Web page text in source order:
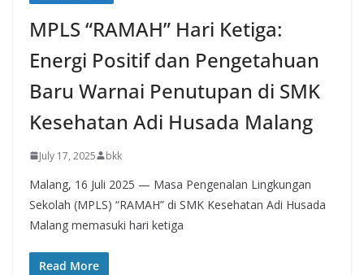
MPLS “RAMAH” Hari Ketiga:
Energi Positif dan Pengetahuan
Baru Warnai Penutupan di SMK
Kesehatan Adi Husada Malang
July 17, 2025 bkk
Malang, 16 Juli 2025 — Masa Pengenalan Lingkungan
Sekolah (MPLS) “RAMAH” di SMK Kesehatan Adi Husada
Malang memasuki hari ketiga
Read More